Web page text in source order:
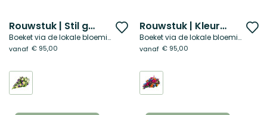
Rouwstuk | Stil gebaar
Boeket via de lokale bloemist
vanaf € 95,00
Voeg
toe
aan
verlanglijst
Rouwstuk | Kleurrijk afscheid
Boeket via de lokale bloemist
vanaf € 95,00